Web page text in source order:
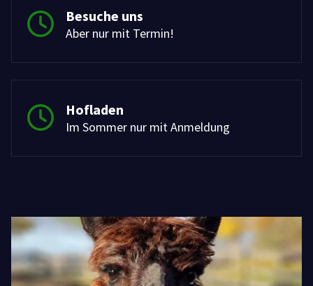
Besuche uns
Aber nur mit Termin!
Hofladen
Im Sommer nur mit Anmeldung